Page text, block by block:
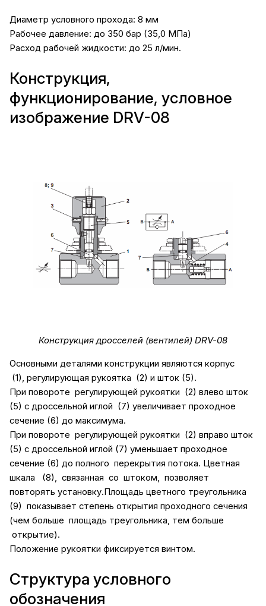
Диаметр условного прохода: 8 мм
Рабочее давление: до 350 бар (35,0 МПа)
Расход рабочей жидкости: до 25 л/мин.
Конструкция,
функционирование, условное
изображение DRV-08
Конструкция дросселей (вентилей) DRV-08
Основными деталями конструкции являются корпус
(1), регулирующая рукоятка (2) и шток (5).
При повороте регулирующей рукоятки (2) влево шток
(5) с дроссельной иглой (7) увеличивает проходное
сечение (6) до максимума.
При повороте регулирующей рукоятки (2) вправо шток
(5) с дроссельной иглой (7) уменьшает проходное
сечение (6) до полного перекрытия потока. Цветная
шкала (8), связанная со штоком, позволяет
повторять установку.Площадь цветного треугольника
(9) показывает степень открытия проходного сечения
(чем больше площадь треугольника, тем больше
открытие).
Положение рукоятки фиксируется винтом.
Структура условного
обозначения